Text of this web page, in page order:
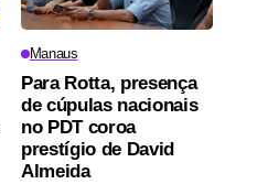
Manaus
Para Rotta, presença
de cúpulas nacionais
no PDT coroa
prestígio de David
Almeida